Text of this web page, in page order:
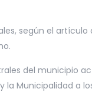
según el artículo
del municipio
Municipalidad a